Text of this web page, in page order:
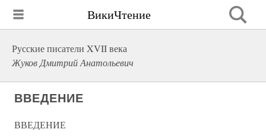
ВикиЧтение
Русские писатели XVII века
Жуков Дмитрий Анатольевич
ВВЕДЕНИЕ
ВВЕДЕНИЕ